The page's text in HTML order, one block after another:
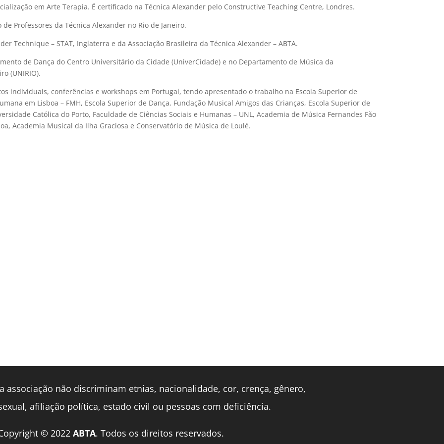
em Arte Terapia. É certificado na Técnica Alexander pelo Constructive Teaching Centre, Londres.
Professores da Técnica Alexander no Rio de Janeiro.
Technique – STAT, Inglaterra e da Associação Brasileira da Técnica Alexander – ABTA.
de Dança do Centro Universitário da Cidade (UniverCidade) e no Departamento de Música da
(UNIRIO).
individuais, conferências e workshops em Portugal, tendo apresentado o trabalho na Escola Superior de
em Lisboa – FMH, Escola Superior de Dança, Fundação Musical Amigos das Crianças, Escola Superior de
Católica do Porto, Faculdade de Ciências Sociais e Humanas – UNL, Academia de Música Fernandes Fão
Academia Musical da Ilha Graciosa e Conservatório de Música de Loulé.
associação não discriminam etnias, nacionalidade, cor, crença, gênero,
afiliação política, estado civil ou pessoas com deficiência.
© 2022 ABTA. Todos os direitos reservados.